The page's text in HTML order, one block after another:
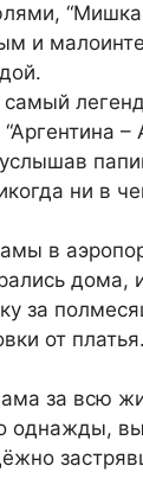
и
–
ни в
в
дома,
за
от платья.
за всю
однажды,